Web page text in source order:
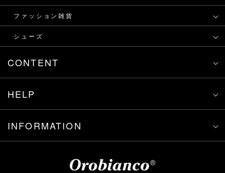
ファッション雑貨
シューズ
CONTENT
HELP
INFORMATION